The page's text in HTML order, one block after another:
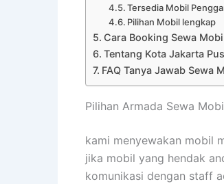
Tersedia Mobil
Pilihan Mobil lengkap
Cara Booking Sewa
Tentang Kota Jakarta
FAQ Tanya Jawab Sewa
Pilihan Armada Sewa
kami menyewakan mobil
jika mobil yang hendak
komunikasi dengan staff